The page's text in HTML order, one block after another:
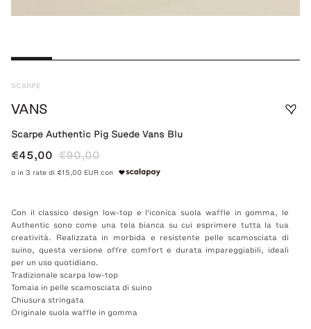
SCARPE
VANS
Scarpe Authentic Pig Suede Vans Blu
€45,00 €90,00
o in 3 rate di €15,00 EUR con
Con il classico design low-top e l'iconica suola waffle in gomma, le
Authentic sono come una tela bianca su cui esprimere tutta la tua
creatività. Realizzata in morbida e resistente pelle scamosciata di
suino, questa versione offre comfort e durata impareggiabili, ideali
per un uso quotidiano.
Tradizionale scarpa low-top
Tomaia in pelle scamosciata di suino
Chiusura stringata
Originale suola waffle in gomma